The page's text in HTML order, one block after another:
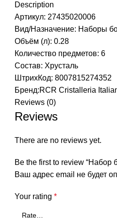
Description
Артикул: 27435020006
Вид/Назначение: Наборы
Объём (л): 0.28
Количество предметов: 6
Состав: Хрусталь
ШтрихКод: 8007815274352
Бренд:RCR Cristalleria
Reviews (0)
Reviews
There are no reviews yet.
Be the first to review “Набор
Ваш адрес email не будет
Your rating *